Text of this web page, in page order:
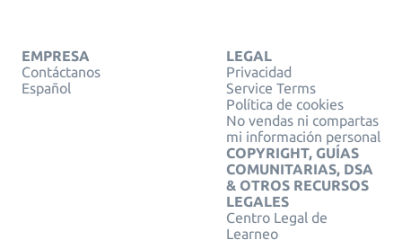
EMPRESA
Contáctanos
Español
LEGAL
Privacidad
Service Terms
Política de cookies
No vendas ni compartas
mi información personal
COPYRIGHT, GUÍAS
COMUNITARIAS, DSA
& OTROS RECURSOS
LEGALES
Centro Legal de
Learneo